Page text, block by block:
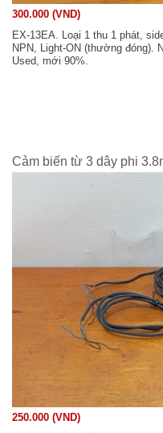
300.000 (VND)
EX-13EA. Loại 1 thu 1 phát,
NPN, Light-ON (thường đóng).
Used, mới 90%.
Cảm biến từ 3 dây phi
250.000 (VND)